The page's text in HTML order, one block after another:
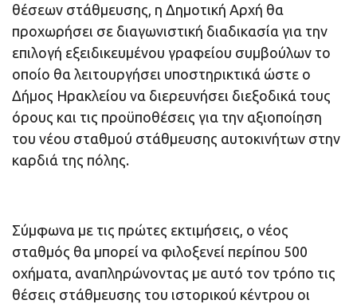
θέσεων στάθμευσης, η Δημοτική Αρχή θα
προχωρήσει σε διαγωνιστική διαδικασία για την
επιλογή εξειδικευμένου γραφείου συμβούλων το
οποίο θα λειτουργήσει υποστηρικτικά ώστε ο
Δήμος Ηρακλείου να διερευνήσει διεξοδικά τους
όρους και τις προϋποθέσεις για την αξιοποίηση
του νέου σταθμού στάθμευσης αυτοκινήτων στην
καρδιά της πόλης.
Σύμφωνα με τις πρώτες εκτιμήσεις, ο νέος
σταθμός θα μπορεί να φιλοξενεί περίπου 500
οχήματα, αναπληρώνοντας με αυτό τον τρόπο τις
θέσεις στάθμευσης του ιστορικού κέντρου οι